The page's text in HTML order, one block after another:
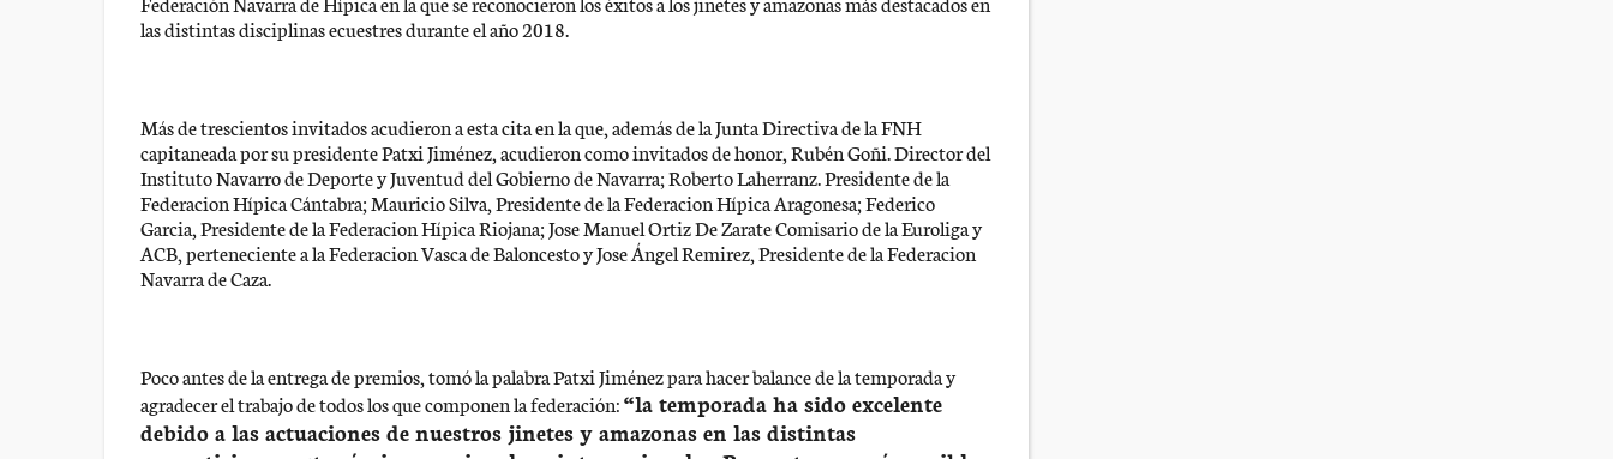
las distintas disciplinas ecuestres durante el año 2018.
Más de trescientos invitados acudieron a esta cita en la que, además de la Junta Directiva de la FNH
capitaneada por su presidente Patxi Jiménez, acudieron como invitados de honor, Rubén Goñi. Director del
Instituto Navarro de Deporte y Juventud del Gobierno de Navarra; Roberto Laherranz. Presidente de la
Federacion Hípica Cántabra; Mauricio Silva, Presidente de la Federacion Hípica Aragonesa; Federico
Garcia, Presidente de la Federacion Hípica Riojana; Jose Manuel Ortiz De Zarate Comisario de la Euroliga y
ACB, perteneciente a la Federacion Vasca de Baloncesto y Jose Ángel Remirez, Presidente de la Federacion
Navarra de Caza.
Poco antes de la entrega de premios, tomó la palabra Patxi Jiménez para hacer balance de la temporada y
agradecer el trabajo de todos los que componen la federación:“la temporada ha sido excelente
debido a las actuaciones de nuestros jinetes y amazonas en las distintas